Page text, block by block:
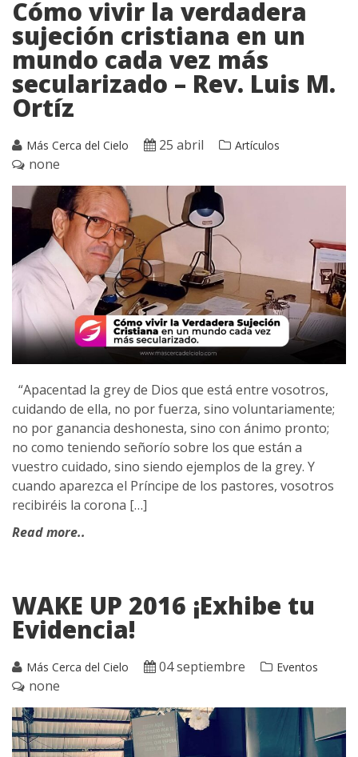
Cómo vivir la verdadera
sujeción cristiana en un
mundo cada vez más
secularizado – Rev. Luis M.
Ortíz
Más Cerca del Cielo 25 abril Artículos
none
“Apacentad la grey de Dios que está entre vosotros,
cuidando de ella, no por fuerza, sino voluntariamente;
no por ganancia deshonesta, sino con ánimo pronto;
no como teniendo señorío sobre los que están a
vuestro cuidado, sino siendo ejemplos de la grey. Y
cuando aparezca el Príncipe de los pastores, vosotros
recibiréis la corona […]
Read more..
WAKE UP 2016 ¡Exhibe tu
Evidencia!
Más Cerca del Cielo 04 septiembre Eventos
none